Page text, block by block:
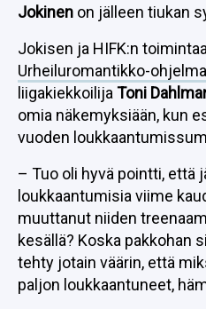
Jokinen on jälleen tiukan
Jokisen ja HIFK:n
Urheiluromantikko-
liigakiekkoilija Toni
omia näkemyksiään, kun
vuoden
– Tuo oli hyvä pointti, että
loukkaantumisia viime
muuttanut niiden
kesällä? Koska pakkohan
tehty jotain väärin, että
paljon loukkaantuneet,